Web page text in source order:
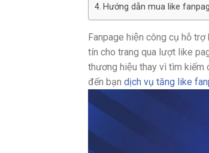
Hướng dẫn mua like
Fanpage hiện công cụ hỗ
tín cho trang qua lượt like
thương hiệu thay vì tìm kiếm
đến bạn dịch vụ tăng like